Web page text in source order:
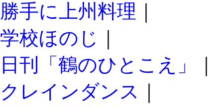
勝手に上州料理
学校ほのじ
日刊「鶴のひとこえ」
クレインダンス